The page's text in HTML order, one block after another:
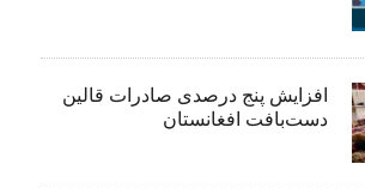
افزایش پنج درصدی صادرات قالین
دست‌بافت افغانستان